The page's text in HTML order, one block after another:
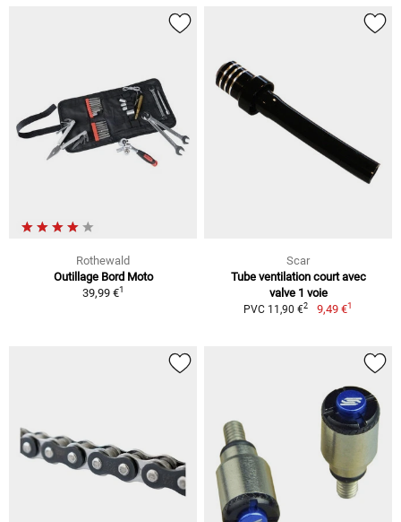
Rothewald
Outillage Bord Moto
39,99 €1
Scar
Tube ventilation court avec
valve 1 voie
PVC 11,90 €2 9,49 €1